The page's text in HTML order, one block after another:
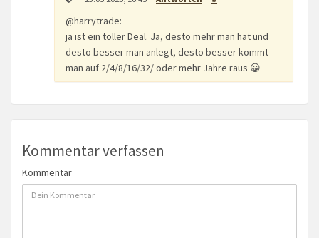
@harrytrade:
ja ist ein toller Deal. Ja, desto mehr man hat und
desto besser man anlegt, desto besser kommt
man auf 2/4/8/16/32/ oder mehr Jahre raus 😀
Kommentar verfassen
Kommentar